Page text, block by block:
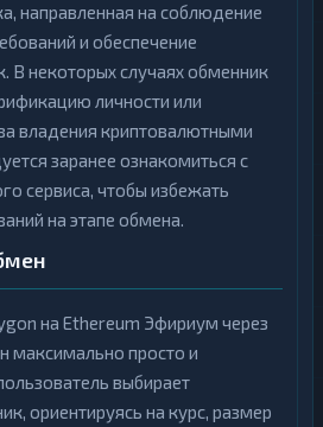
направленная на соблюдение
и обеспечение
В некоторых случаях обменник
личности или
владения криптовалютными
заранее ознакомиться с
сервиса, чтобы избежать
на этапе обмена.
на Ethereum Эфириум через
максимально просто и
выбирает
ориентируясь на курс, размер